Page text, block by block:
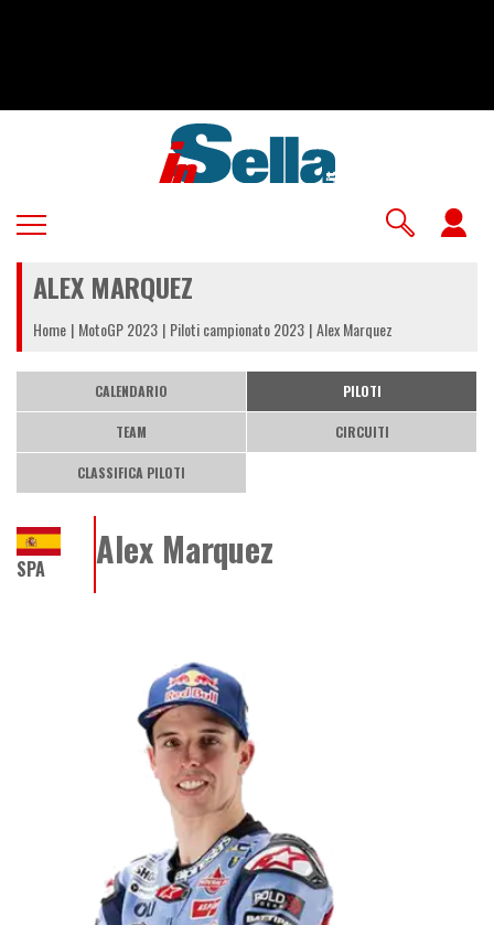
ALEX MARQUEZ
Home MotoGP 2023 Piloti campionato 2023 Alex Marquez
CALENDARIO PILOTI
TEAM CIRCUITI
CLASSIFICA PILOTI
Alex Marquez
SPA